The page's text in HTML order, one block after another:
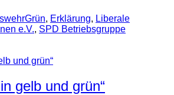
, Erklärung, Liberale
e.V., SPD Betriebsgruppe
gelb und grün“